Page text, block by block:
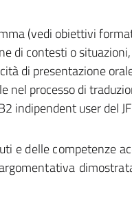
(vedi obiettivi
di contesti o situazioni,
di presentazione
nel processo di
indipendent user del JF
e delle competenze